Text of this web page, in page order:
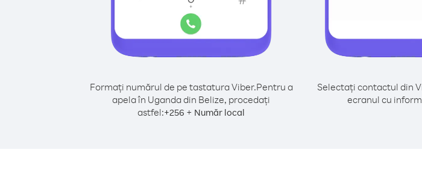
Formați numărul de pe tastatura Viber.Pentru a
apela în Uganda din Belize, procedați
astfel:+256 + Număr local
Selectați contactul din
ecranul cu